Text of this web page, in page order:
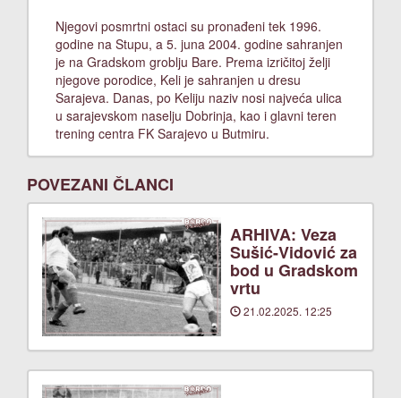
Njegovi posmrtni ostaci su pronađeni tek 1996.
godine na Stupu, a 5. juna 2004. godine sahranjen
je na Gradskom groblju Bare. Prema izričitoj želji
njegove porodice, Keli je sahranjen u dresu
Sarajeva. Danas, po Keliju naziv nosi najveća ulica
u sarajevskom naselju Dobrinja, kao i glavni teren
trening centra FK Sarajevo u Butmiru.
POVEZANI ČLANCI
ARHIVA: Veza
Sušić-Vidović za
bod u Gradskom
vrtu
21.02.2025. 12:25